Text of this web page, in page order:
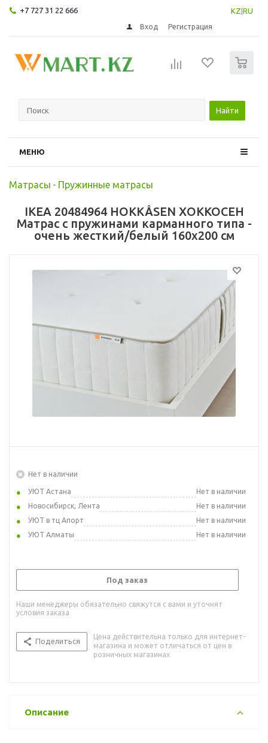
+7 727 31 22 666 KZ RU
Вход Регистрация
Найти
МЕНЮ
Матрасы - Пружинные матрасы
IKEA 20484964 HOKKÅSEN ХОККОСЕН
Матрас с пружинами карманного типа -
очень жесткий/белый 160x200 см
Нет в наличии
УЮТ Астана
Нет в наличии
Новосибирск, Лента
Нет в наличии
УЮТ в тц Апорт
Нет в наличии
УЮТ Алматы
Нет в наличии
Под заказ
Наши менеджеры обязательно свяжутся с вами и уточнят
условия заказа
Поделиться
Цена действительна только для интернет-
магазина и может отличаться от цен в
розничных магазинах
Описание